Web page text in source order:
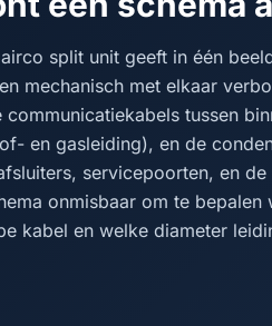
split unit geeft in één
mechanisch met elkaar
tussen
en gasleiding), en de
servicepoorten, en
onmisbaar om te
kabel en welke diameter